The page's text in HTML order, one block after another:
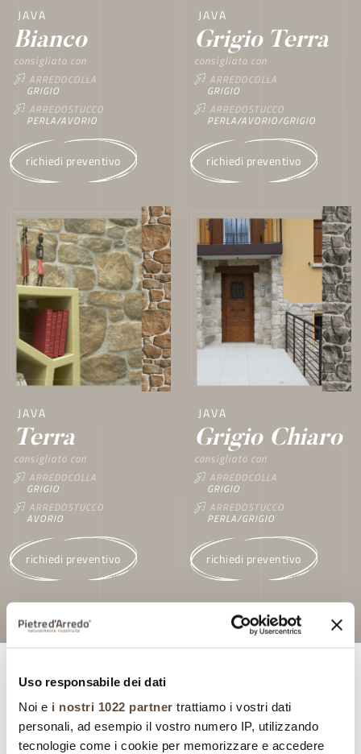
Uso responsabile dei dati
Noi e i nostri 1022 partner trattiamo i vostri dati
personali, ad esempio il vostro numero IP, utilizzando
tecnologie come i cookie per memorizzare e accedere
JAVA
Bianco
consigliato con
ARREDOCOLLA
GRIGIO
ARREDOSTUCCO
PERLA/AVORIO
richiedi preventivo
JAVA
Grigio Terra
consigliato con
ARREDOCOLLA
GRIGIO
ARREDOSTUCCO
PERLA/AVORIO/GRIGIO
richiedi preventivo
JAVA
Terra
consigliato con
ARREDOCOLLA
GRIGIO
ARREDOSTUCCO
AVORIO
richiedi preventivo
JAVA
Grigio Chiaro
consigliato con
ARREDOCOLLA
GRIGIO
ARREDOSTUCCO
PERLA/GRIGIO
richiedi preventivo
Specifiche